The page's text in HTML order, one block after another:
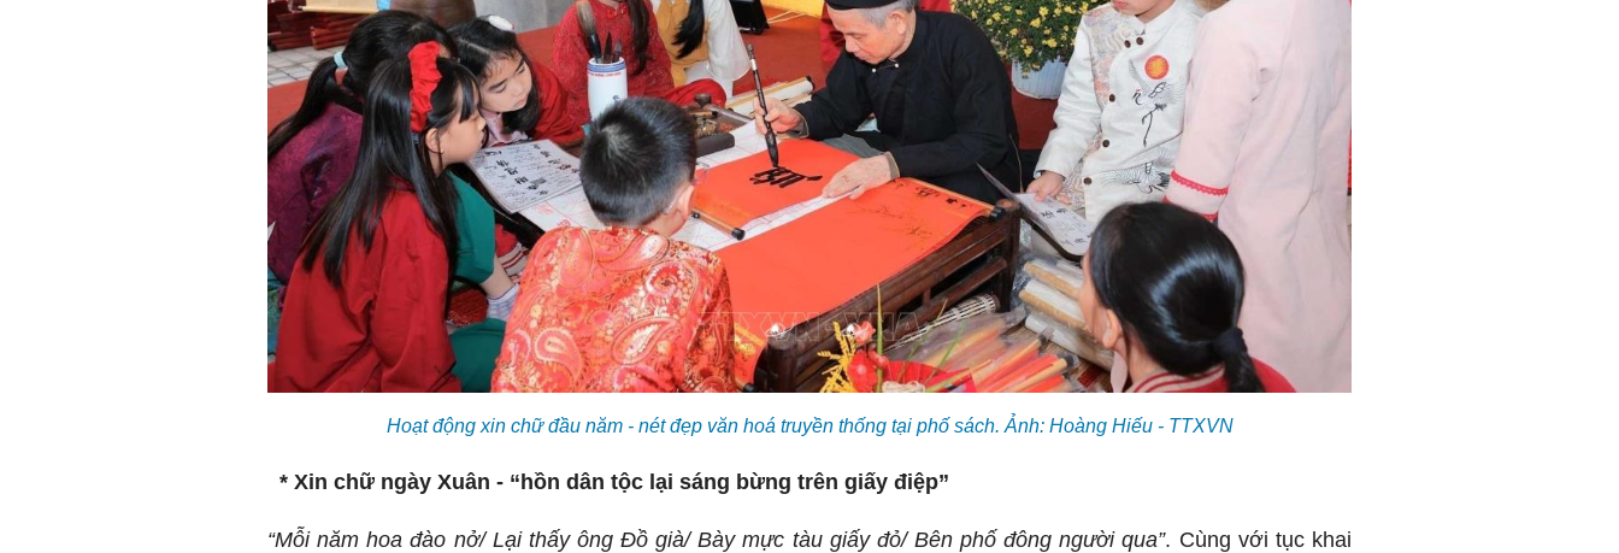
Hoạt động xin chữ đầu năm - nét đẹp văn hoá truyền thống tại phố sách. Ảnh: Hoàng Hiếu - TTXVN
* Xin chữ ngày Xuân - “hồn dân tộc lại sáng bừng trên giấy điệp”
“Mỗi năm hoa đào nở/ Lại thấy ông Đồ già/ Bày mực tàu giấy đỏ/ Bên phố đông người qua”. Cùng với tục khai